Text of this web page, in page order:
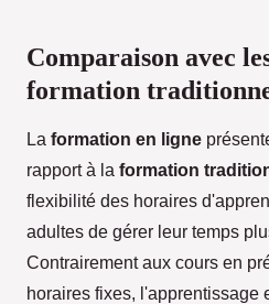
Comparaison avec
formation
La formation en ligne
rapport à la formation
flexibilité des horaires
adultes de gérer leur temps
Contrairement aux cours en
horaires fixes, l'apprentissage